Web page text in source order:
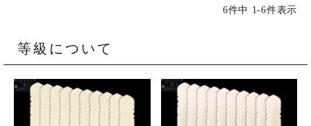
6件中 1-6件表示
等級について